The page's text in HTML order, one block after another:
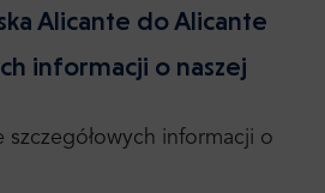
Alicante do Alicante
informacji o naszej
szczegółowych informacji o